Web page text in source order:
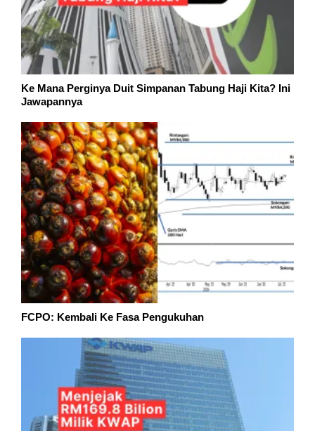
Ke Mana Perginya Duit Simpanan Tabung Haji Kita? Ini
Jawapannya
FCPO: Kembali Ke Fasa Pengukuhan